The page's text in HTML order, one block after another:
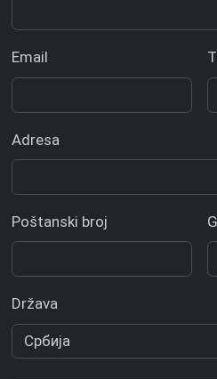
Email
Adresa
Poštanski broj
Država